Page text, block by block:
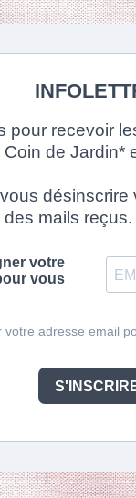
pour recevoir
de Jardin*
désinscrire
mails reçus.
votre
vous
votre adresse email